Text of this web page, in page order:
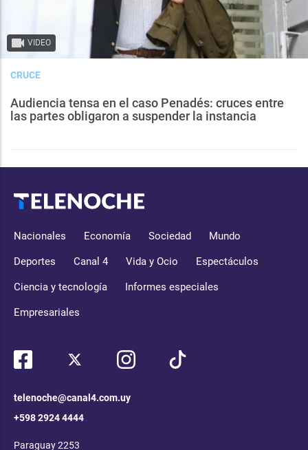
VIDEO
CRUCE
Audiencia tensa en el caso Penadés: cruces entre
las partes obligaron a suspender la instancia
Nacionales Economía Sociedad Mundo
Deportes Canal 4 Vida y Ocio Espectáculos
Ciencia y tecnología Informes especiales
Empresariales
telenoche@canal4.com.uy
+598 2924 4444
Paraguay 2253